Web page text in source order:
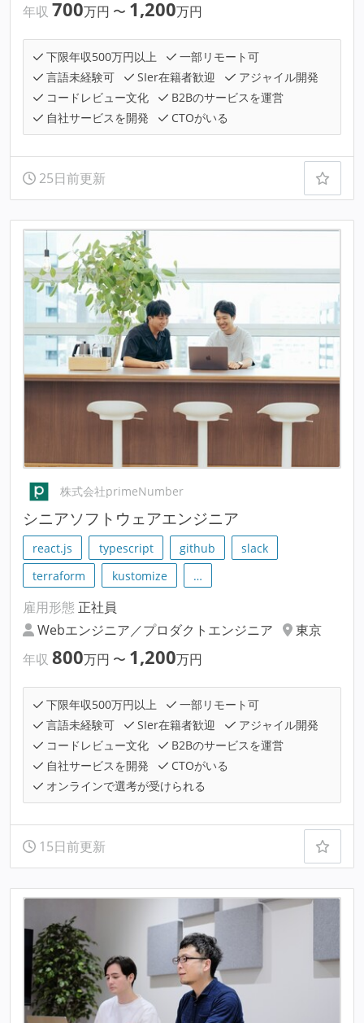
年収 700万円 〜 1,200万円
下限年収500万円以上
一部リモート可
言語未経験可
SIer在籍者歓迎
アジャイル開発
コードレビュー文化
B2Bのサービスを運営
自社サービスを開発
CTOがいる
25日前更新
株式会社primeNumber
シニアソフトウェアエンジニア
react.js typescript github
slack
terraform
kustomize …
雇用形態 正社員
Webエンジニア／プロダクトエンジニア
東京
年収 800万円 〜 1,200万円
下限年収500万円以上
一部リモート可
言語未経験可
SIer在籍者歓迎
アジャイル開発
コードレビュー文化
B2Bのサービスを運営
自社サービスを開発
CTOがいる
オンラインで選考が受けられる
15日前更新